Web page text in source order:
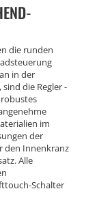
die runden
in der
die Regler -
robustes
im
der
den Innenkranz
Alle
Schalter